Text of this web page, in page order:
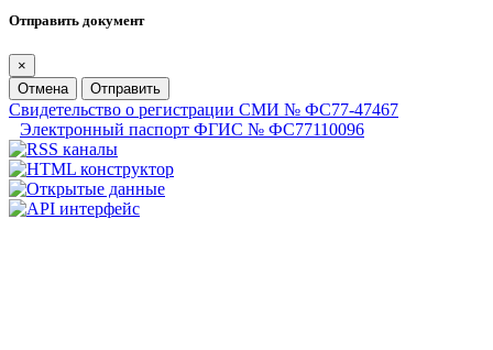
Отправить документ
×
Отмена
Отправить
Свидетельство о регистрации СМИ № ФС77-47467
Электронный паспорт ФГИС № ФС77110096